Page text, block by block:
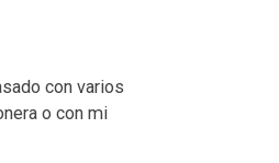
con varios
o con mi